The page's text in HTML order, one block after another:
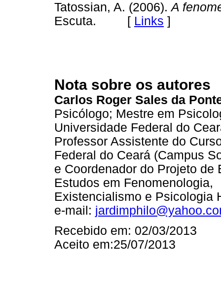
Tatossian, A. (2006).A
Escuta. [ Links ]
Nota sobre os autores
Carlos Roger Sales da
Psicólogo; Mestre em
Universidade Federal do
Professor Assistente do
Federal do Ceará (Campus
e Coordenador do Projeto de
Estudos em Fenomenologia,
Existencialismo e Psicologia
e-mail:
Recebido em: 02/03/2013
Aceito em:25/07/2013